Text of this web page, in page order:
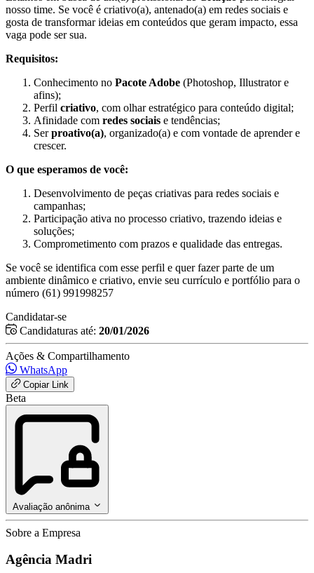
nosso time. Se você é criativo(a), antenado(a) em redes sociais e
gosta de transformar ideias em conteúdos que geram impacto, essa
vaga pode ser sua.
Requisitos:
Conhecimento no Pacote Adobe (Photoshop, Illustrator e
afins);
Perfil criativo, com olhar estratégico para conteúdo digital;
Afinidade com redes sociais e tendências;
Serproativo(a), organizado(a) e com vontade de aprender e
crescer.
O que esperamos de você:
Desenvolvimento de peças criativas para redes sociais e
campanhas;
Participação ativa no processo criativo, trazendo ideias e
soluções;
Comprometimento com prazos e qualidade das entregas.
Se você se identifica com esse perfil e quer fazer parte de um
ambiente dinâmico e criativo, envie seu currículo e portfólio para o
número (61) 991998257
Candidatar-se
Candidaturas até: 20/01/2026
Ações & Compartilhamento
WhatsApp
Copiar Link
Beta
Avaliação anônima
Sobre a Empresa
Agência Madri